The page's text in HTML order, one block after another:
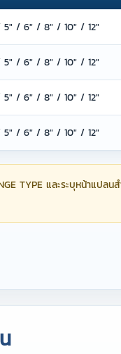
5" / 6" / 8" / 10" / 12"
5" / 6" / 8" / 10" / 12"
5" / 6" / 8" / 10" / 12"
5" / 6" / 8" / 10" / 12"
TYPE และระบุหน้าแป